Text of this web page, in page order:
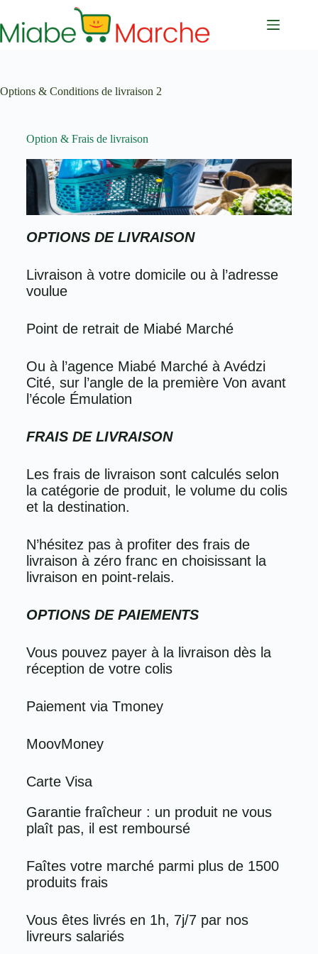
Options & Conditions de livraison 2
Option & Frais de livraison
OPTIONS DE LIVRAISON
Livraison à votre domicile ou à l’adresse
voulue
Point de retrait de Miabé Marché
Ou à l’agence Miabé Marché à Avédzi
Cité, sur l’angle de la première Von avant
l’école Émulation
FRAIS DE LIVRAISON
Les frais de livraison sont calculés selon
la catégorie de produit, le volume du colis
et la destination.
N’hésitez pas à profiter des frais de
livraison à zéro franc en choisissant la
livraison en point-relais.
OPTIONS DE PAIEMENTS
Vous pouvez payer à la livraison dès la
réception de votre colis
Paiement via Tmoney
MoovMoney
Carte Visa
Garantie fraîcheur : un produit ne vous
plaît pas, il est remboursé
Faîtes votre marché parmi plus de 1500
produits frais
Vous êtes livrés en 1h, 7j/7 par nos
livreurs salariés